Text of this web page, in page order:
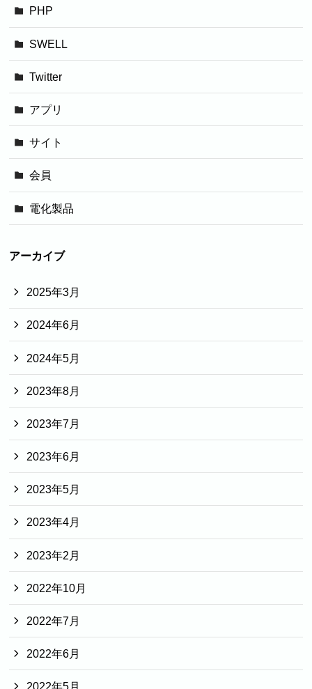
PHP
SWELL
Twitter
アプリ
サイト
会員
電化製品
アーカイブ
2025年3月
2024年6月
2024年5月
2023年8月
2023年7月
2023年6月
2023年5月
2023年4月
2023年2月
2022年10月
2022年7月
2022年6月